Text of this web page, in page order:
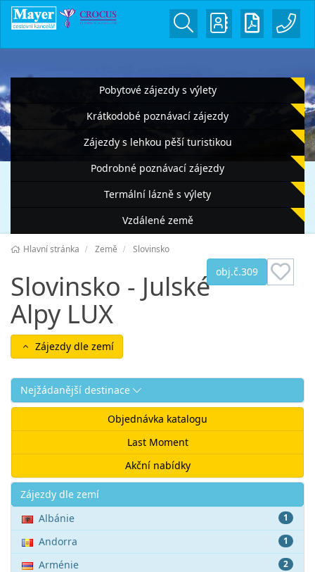
Pobytové zájezdy s výlety
Krátkodobé poznávací zájezdy
Zájezdy s lehkou pěší turistikou
Podrobné poznávací zájezdy
Termální lázně s výlety
Vzdálené země
Hlavní stránka Země Slovinsko
obj.č.309
Slovinsko - Julské
Alpy LUX
Zájezdy dle zemí
Nejžádanější destinace
Objednávka katalogu
Last Moment
Akční nabídky
Akce
Zájezdy dle zemí
1
Albánie
1
Andorra
2
Arménie